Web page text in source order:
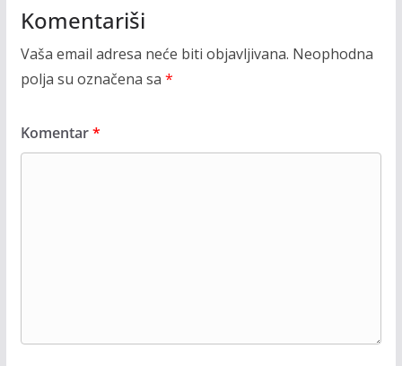
Komentariši
Vaša email adresa neće biti objavljivana. Neophodna
polja su označena sa *
Komentar*